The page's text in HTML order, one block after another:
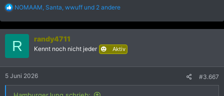
R
a
k
i
n
:
NOMAAM, Santa, wwuff und 2 andere
R randy4711
Kennt noch nicht jeder Aktiv
5 Juni 2026 #3.667